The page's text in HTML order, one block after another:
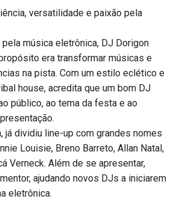
versatilidade e paixão pela
música eletrônica, DJ Dorigon
era transformar músicas e
na pista. Com um estilo eclético e
house, acredita que um bom DJ
público, ao tema da festa e ao
já dividiu line-up com grandes nomes
Louisie, Breno Barreto, Allan Natal,
Verneck. Além de se apresentar,
ajudando novos DJs a iniciarem
eletrônica.